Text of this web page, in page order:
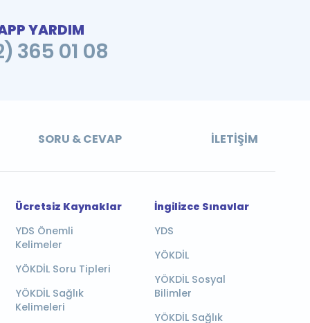
YARDIM
365 01 08
SORU & CEVAP İLETIŞIM
Ücretsiz Kaynaklar
YDS Önemli
Kelimeler
YÖKDİL Soru Tipleri
YÖKDİL Sağlık
Kelimeleri
İngilizce Sınavlar
YDS
YÖKDİL
YÖKDİL Sosyal
Bilimler
YÖKDİL Sağlık